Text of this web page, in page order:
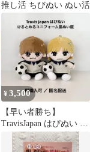
推し活 ちびぬい ぬい活
¥3,500
【早い者勝ち】
TravisJapan はぴぬい ぬ
い服 衣装 けるとめる